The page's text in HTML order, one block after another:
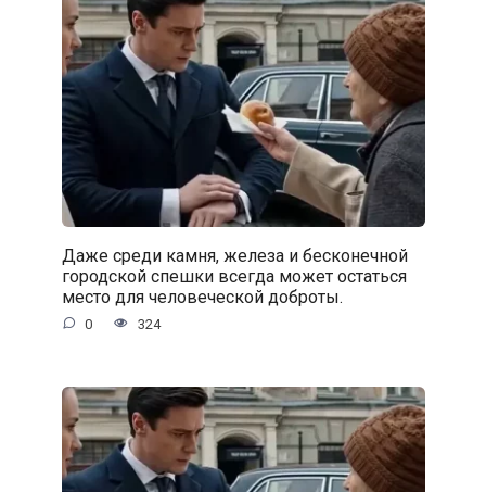
Даже среди камня, железа и бесконечной
городской спешки всегда может остаться
место для человеческой доброты.
0 324